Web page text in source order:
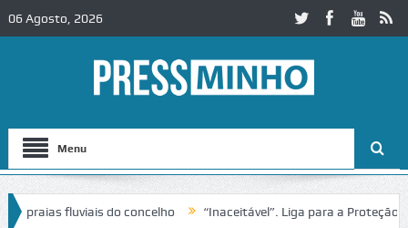
06 Agosto, 2026
Menu
fluviais do concelho “Inaceitável”. Liga para a Proteção da